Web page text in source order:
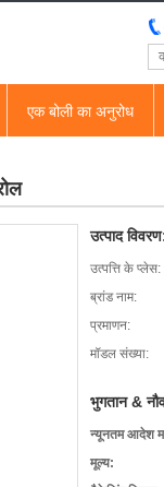
एक बोली का अनुरोध
उत्पाद
उत्पत्ति के प्लेस:
ब्रांड नाम:
प्रमाणन:
मॉडल संख्या:
भुगतान &
न्यूनतम आदेश
मूल्य: